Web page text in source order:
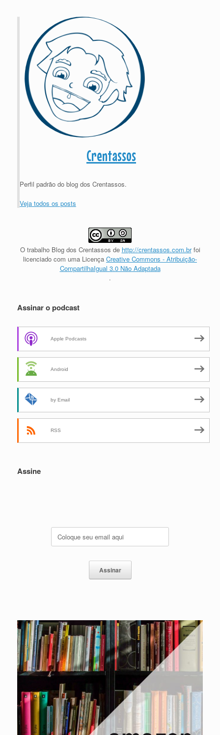
Crentassos
Perfil padrão do blog dos Crentassos.
Veja todos os posts
O trabalho Blog dos Crentassos de http://crentassos.com.brfoi
licenciado com uma Licença Creative Commons - Atribuição-
CompartilhaIgual 3.0 Não Adaptada
.
Assinar o podcast
Apple Podcasts
Android
by Email
RSS
Assine